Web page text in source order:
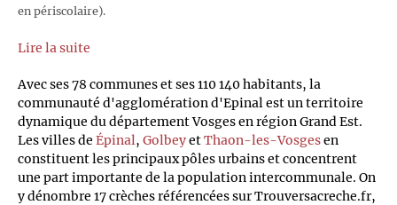
en périscolaire).
Lire la suite
Avec ses 78 communes et ses 110 140 habitants, la
communauté d'agglomération d'Epinal est un territoire
dynamique du département Vosges en région Grand Est.
Les villes de Épinal, GolbeyetThaon-les-Vosgesen
constituent les principaux pôles urbains et concentrent
une part importante de la population intercommunale. On
y dénombre 17 crèches référencées sur Trouversacreche.fr,